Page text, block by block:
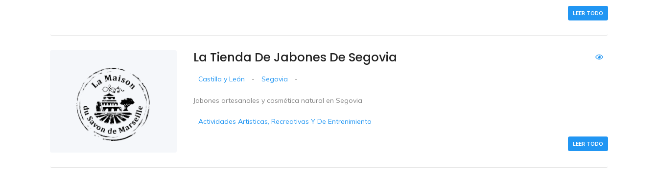
LEER TODO
La Tienda De Jabones De Segovia
Castilla y León - Segovia -
Jabones artesanales y cosmética natural en Segovia
Actividades Artisticas, Recreativas Y De Entrenimiento
LEER TODO